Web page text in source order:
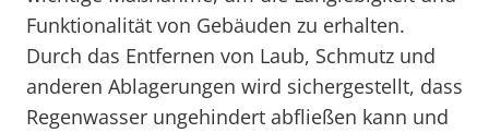
Funktionalität von Gebäuden zu erhalten.
Durch das Entfernen von Laub, Schmutz und
anderen Ablagerungen wird sichergestellt, dass
Regenwasser ungehindert abfließen kann und